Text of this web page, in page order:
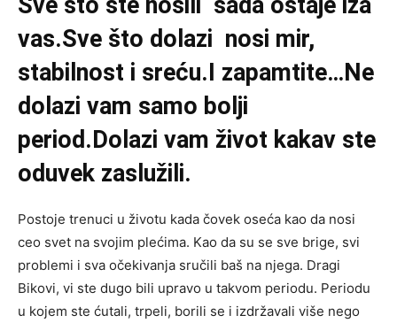
vas.Sve što dolazi nosi mir,
stabilnost i sreću.I zapamtite…Ne
dolazi vam samo bolji
period.Dolazi vam život kakav ste
oduvek zaslužili.
Postoje trenuci u životu kada čovek oseća kao da nosi
ceo svet na svojim plećima. Kao da su se sve brige, svi
problemi i sva očekivanja sručili baš na njega. Dragi
Bikovi, vi ste dugo bili upravo u takvom periodu. Periodu
u kojem ste ćutali, trpeli, borili se i izdržavali više nego